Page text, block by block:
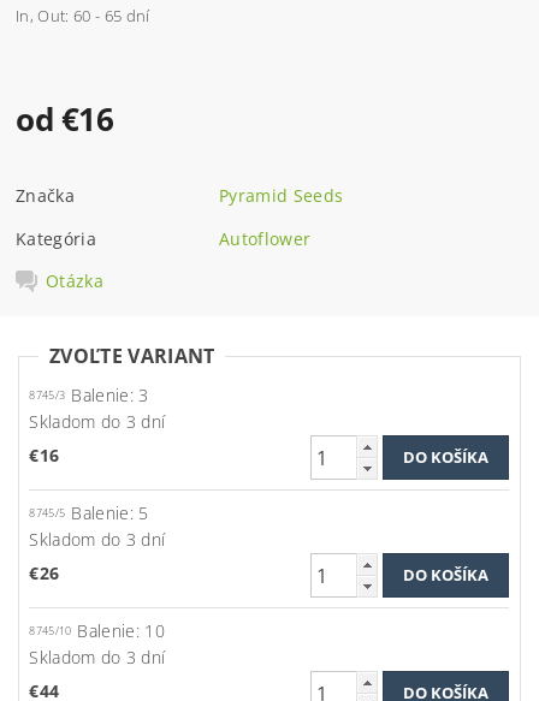
In, Out: 60 - 65 dní
od €16
Značka
Pyramid Seeds
Kategória
Autoflower
Otázka
ZVOĽTE VARIANT
8745/3 Balenie: 3
Skladom do 3 dní
€16
8745/5 Balenie: 5
Skladom do 3 dní
€26
8745/10 Balenie: 10
Skladom do 3 dní
€44